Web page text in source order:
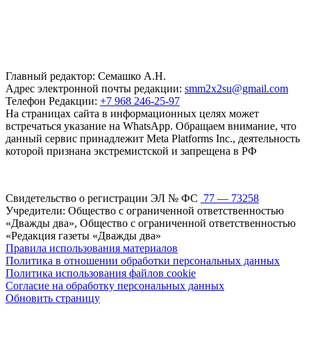
Главный редактор: Семашко А.Н.
Адрес электронной почты редакции: smm2x2su@gmail.com
Телефон Редакции: +7 968 246-25-97
На страницах сайта в информационных целях может
встречаться указание на WhatsApp. Обращаем внимание, что
данный сервис принадлежит Meta Platforms Inc., деятельность
которой признана экстремистской и запрещена в РФ
Свидетельство о регистрации ЭЛ № ФС 77 — 73258
Учредители: Общество с ограниченной ответственностью
«Дважды два», Общество с ограниченной ответственностью
«Редакция газеты «Дважды два»
Правила использования материалов
Политика в отношении обработки персональных данных
Политика использования файлов cookie
Согласие на обработку персональных данных
Обновить страницу